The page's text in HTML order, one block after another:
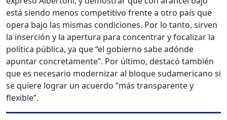
está siendo menos competitivo frente a otro país que
opera bajo las mismas condiciones. Por lo tanto, sirven
la inserción y la apertura para concentrar y focalizar la
política pública, ya que “el gobierno sabe adónde
apuntar concretamente”. Por último, destacó también
que es necesario modernizar al bloque sudamericano si
se quiere lograr un acuerdo “más transparente y
flexible”.